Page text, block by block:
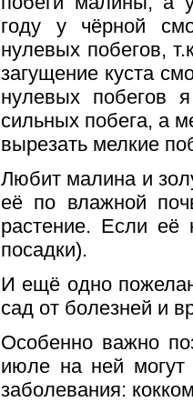
году у чёрной
нулевых побегов,
загущение куста
нулевых побегов
сильных побега, а
вырезать мелкие
Любит малина и
её по влажной
растение. Если её
посадки).
И ещё одно
сад от болезней и
Особенно важно
июле на ней могут
заболевания: